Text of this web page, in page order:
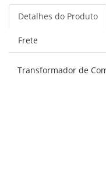
Detalhes do Produto
Frete
Transformador de